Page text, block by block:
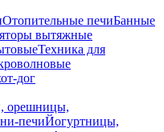
Отопительные печиБанные
вытяжные
Техника для
дог
орешницы,
печиЙогуртницы,